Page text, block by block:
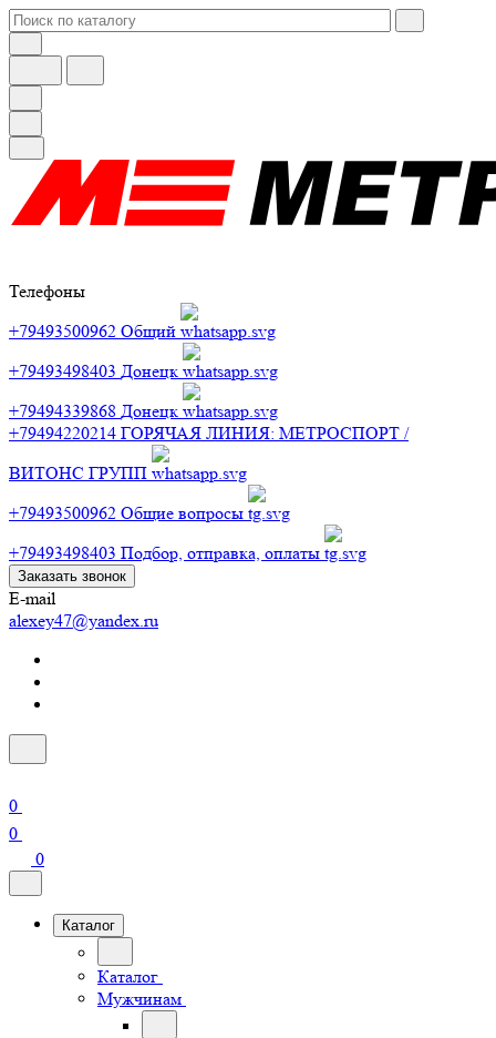
Телефоны
+79493500962 Общий
+79493498403 Донецк
+79494339868 Донецк
+79494220214 ГОРЯЧАЯ ЛИНИЯ: МЕТРОСПОРТ /
ВИТОНС ГРУПП
+79493500962 Общие вопросы
+79493498403 Подбор, отправка, оплаты
Заказать звонок
E-mail
alexey47@yandex.ru
0
0
0
Каталог
Каталог
Мужчинам